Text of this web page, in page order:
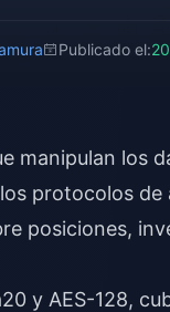
Publicado el:
manipulan los
protocolos
posiciones,
y AES-128,